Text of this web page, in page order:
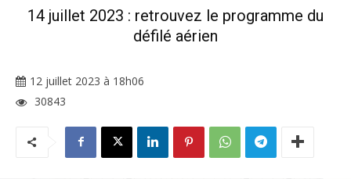
14 juillet 2023 : retrouvez le programme du
défilé aérien
12 juillet 2023 à 18h06
30843